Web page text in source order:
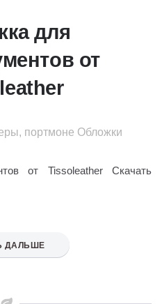
для
от
портмоне Обложки
от Tissoleather Скачать
ДАЛЬШЕ